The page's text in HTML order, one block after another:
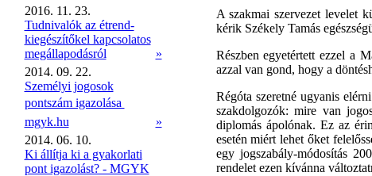
2016. 11. 23.
Tudnivalók az étrend-
kiegészítőkel kapcsolatos
megállapodásról
»
2014. 09. 22.
Személyi jogosok
pontszám igazolása 
mgyk.hu
»
2014. 06. 10.
Ki állítja ki a gyakorlati
pont igazolást? - MGYK
A szakmai szervezet levelet
kérik Székely Tamás
Részben egyetértett ezzel a
azzal van gond, hogy a
Régóta szeretné ugyanis
szakdolgozók: mire van
diplomás ápolónak. Ez az
esetén miért lehet őket
egy jogszabály-módosítás
rendelet ezen kívánna